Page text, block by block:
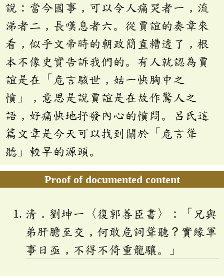
說：當今國事，可以令人痛哭者一，流
涕者二，長嘆息者六。從賈誼的奏章來
看，似乎文帝時的朝政簡直糟透了，根
本不像史實告訴我們的。有人就認為賈
誼是在「危言駭世，姑一快胸中之
憤」，意思是說賈誼是在故作驚人之
語，好痛快地抒發內心的憤悶。呂氏這
篇文章是今天可以找到關於「危言聳
聽」較早的源頭。
Proof of documented content
清．劉坤一〈復郭善臣書〉：「兄與
弟肝膽至交，何敢危詞聳聽？實緣軍
事日亟，不得不倚重龍驤。」